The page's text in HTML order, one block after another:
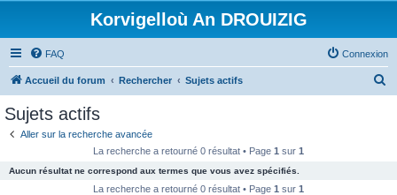
Korvigelloù An DROUIZIG
FAQ Connexion
Accueil du forum Rechercher Sujets actifs
Sujets actifs
Aller sur la recherche avancée
La recherche a retourné 0 résultat • Page 1 sur 1
Aucun résultat ne correspond aux termes que vous avez spécifiés.
La recherche a retourné 0 résultat • Page 1 sur 1